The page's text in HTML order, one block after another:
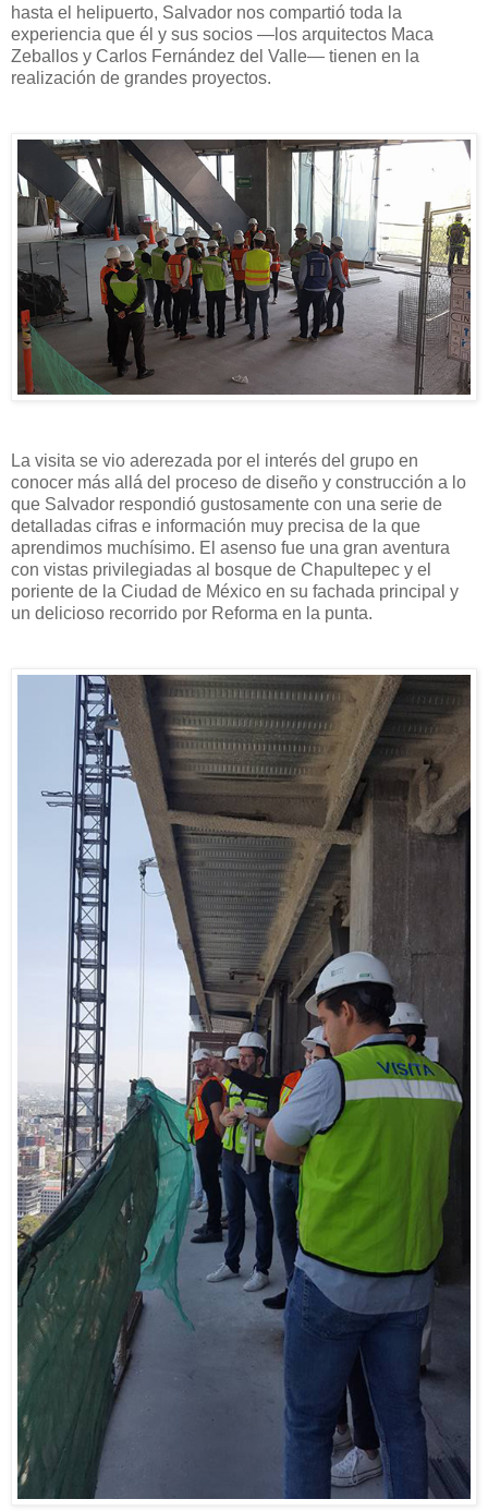
hasta el helipuerto, Salvador nos compartió toda la
experiencia que él y sus socios —los arquitectos Maca
Zeballos y Carlos Fernández del Valle— tienen en la
realización de grandes proyectos.
La visita se vio aderezada por el interés del grupo en
conocer más allá del proceso de diseño y construcción a lo
que Salvador respondió gustosamente con una serie de
detalladas cifras e información muy precisa de la que
aprendimos muchísimo. El asenso fue una gran aventura
con vistas privilegiadas al bosque de Chapultepec y el
poriente de la Ciudad de México en su fachada principal y
un delicioso recorrido por Reforma en la punta.